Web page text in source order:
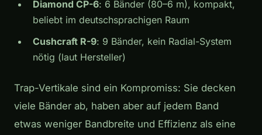
Diamond CP-6: 6 Bänder (80–6 m), kompakt,
beliebt im deutschsprachigen Raum
Cushcraft R-9: 9 Bänder, kein Radial-System
nötig (laut Hersteller)
Trap-Vertikale sind ein Kompromiss: Sie decken
viele Bänder ab, haben aber auf jedem Band
etwas weniger Bandbreite und Effizienz als eine